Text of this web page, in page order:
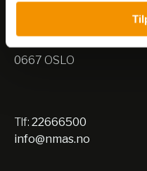
0667 OSLO
Tlf: 22666500
info@nmas.no